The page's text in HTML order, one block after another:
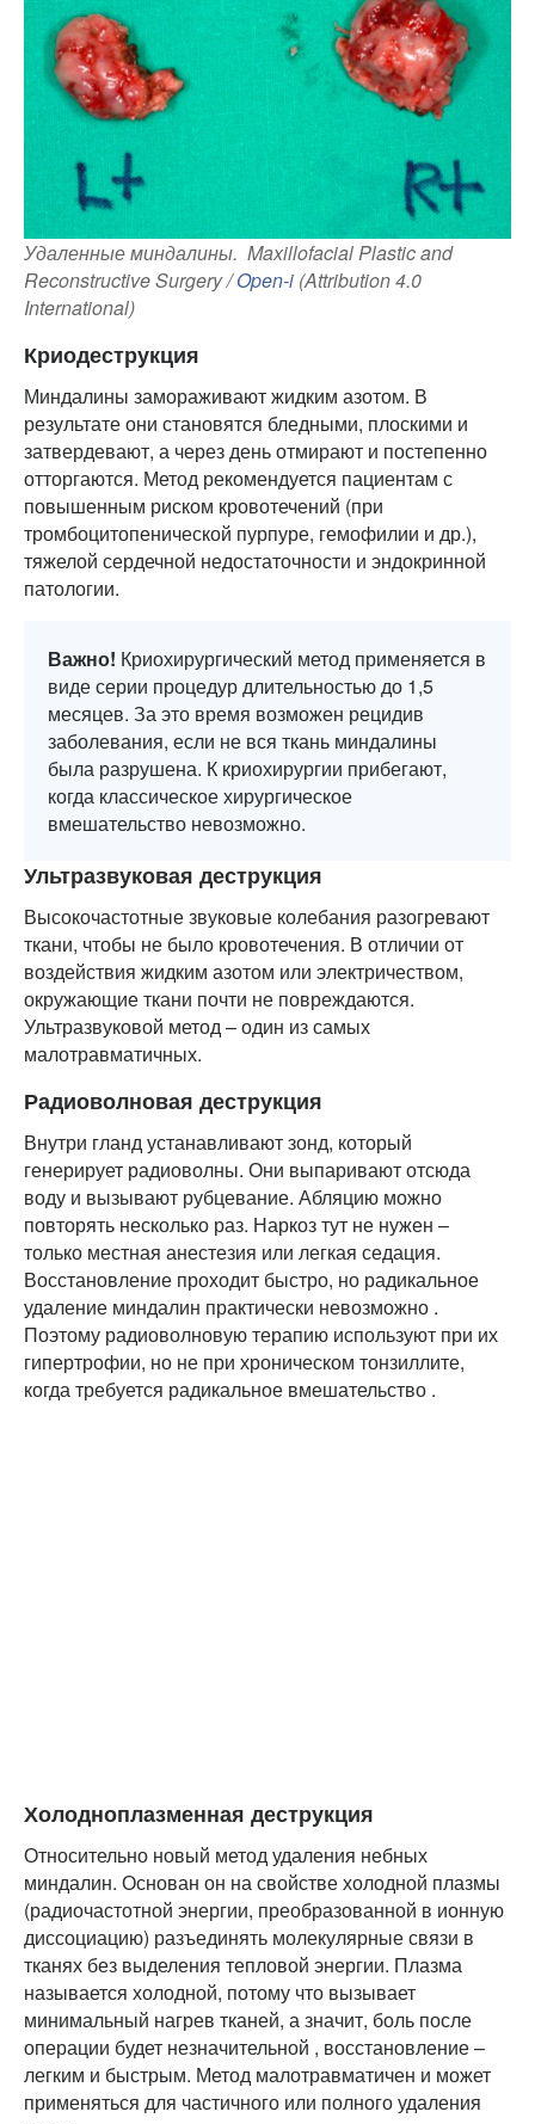
Удаленные миндалины. Maxillofacial Plastic and
Reconstructive Surgery /Open-i (Attribution 4.0
International)
Криодеструкция
Миндалины замораживают жидким азотом. В
результате они становятся бледными, плоскими и
затвердевают, а через день отмирают и постепенно
отторгаются. Метод рекомендуется пациентам с
повышенным риском кровотечений (при
тромбоцитопенической пурпуре, гемофилии и др.),
тяжелой сердечной недостаточности и эндокринной
патологии.
Важно! Криохирургический метод применяется в
виде серии процедур длительностью до 1,5
месяцев. За это время возможен рецидив
заболевания, если не вся ткань миндалины
была разрушена. К криохирургии прибегают,
когда классическое хирургическое
вмешательство невозможно.
Ультразвуковая деструкция
Высокочастотные звуковые колебания разогревают
ткани, чтобы не было кровотечения. В отличии от
воздействия жидким азотом или электричеством,
окружающие ткани почти не повреждаются.
Ультразвуковой метод – один из самых
малотравматичных.
Радиоволновая деструкция
Внутри гланд устанавливают зонд, который
генерирует радиоволны. Они выпаривают отсюда
воду и вызывают рубцевание. Абляцию можно
повторять несколько раз. Наркоз тут не нужен –
только местная анестезия или легкая седация.
Восстановление проходит быстро, но радикальное
удаление миндалин практически невозможно .
Поэтому радиоволновую терапию используют при их
гипертрофии, но не при хроническом тонзиллите,
когда требуется радикальное вмешательство .
Холодноплазменная деструкция
Относительно новый метод удаления небных
миндалин. Основан он на свойстве холодной плазмы
(радиочастотной энергии, преобразованной в ионную
диссоциацию) разъединять молекулярные связи в
тканях без выделения тепловой энергии. Плазма
называется холодной, потому что вызывает
минимальный нагрев тканей, а значит, боль после
операции будет незначительной , восстановление –
легким и быстрым. Метод малотравматичен и может
применяться для частичного или полного удаления